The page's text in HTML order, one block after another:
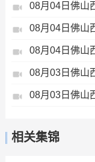
相关集锦